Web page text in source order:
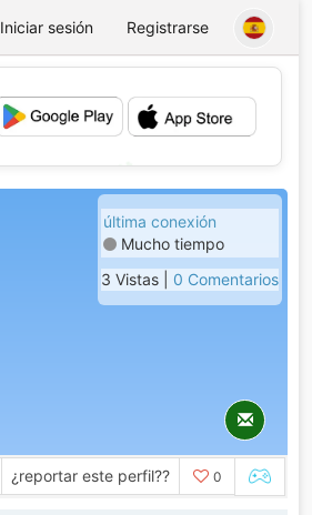
Iniciar sesión Registrarse
💕
última conexión
Mucho tiempo
3 Vistas | 0 Comentarios
¿reportar este perfil?? 0